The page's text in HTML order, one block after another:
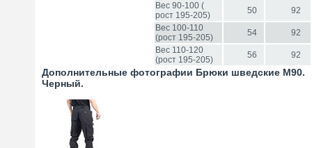
Вес 90-100 (
рост 195-205)
50
92
Вес 100-110
(рост 195-205)
54
92
Вес 110-120
(рост 195-205)
56 92
Дополнительные фотографии Брюки шведские М90.
Черный.